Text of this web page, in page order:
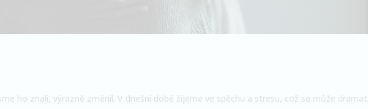
ho znali, výrazně změnil. V dnešní době žijeme ve spěchu a stresu, což se může